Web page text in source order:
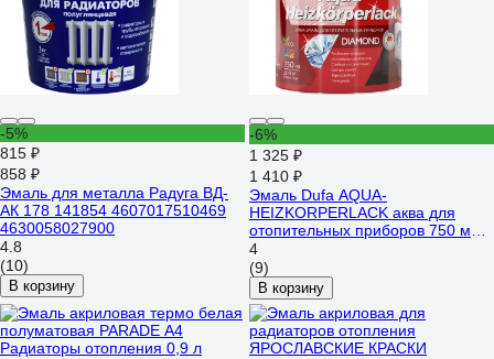
-5%
815 ₽
858 ₽
Эмаль для металла Радуга ВД-
АК 178 141854 4607017510469
4630058027900
4.8
(10)
В корзину
-6%
1 325 ₽
1 410 ₽
Эмаль Dufa AQUA-
HEIZKORPERLACK аква для
отопительных приборов 750 мл
Н0000004135
4
(9)
В корзину